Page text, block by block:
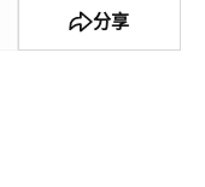
分享